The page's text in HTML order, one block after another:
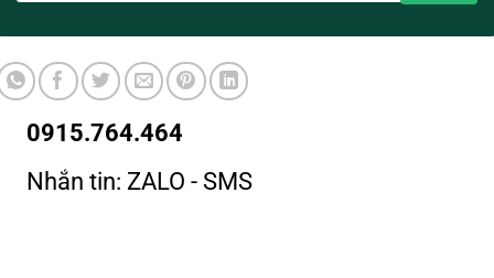
0915.764.464
Nhắn tin: ZALO - SMS